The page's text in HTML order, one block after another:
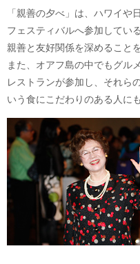
「親善の夕べ」は、ハワイや
フェスティバルへ参加してい
親善と友好関係を深めること
また、オアフ島の中でもグル
レストランが参加し、それら
いう食にこだわりのある人に